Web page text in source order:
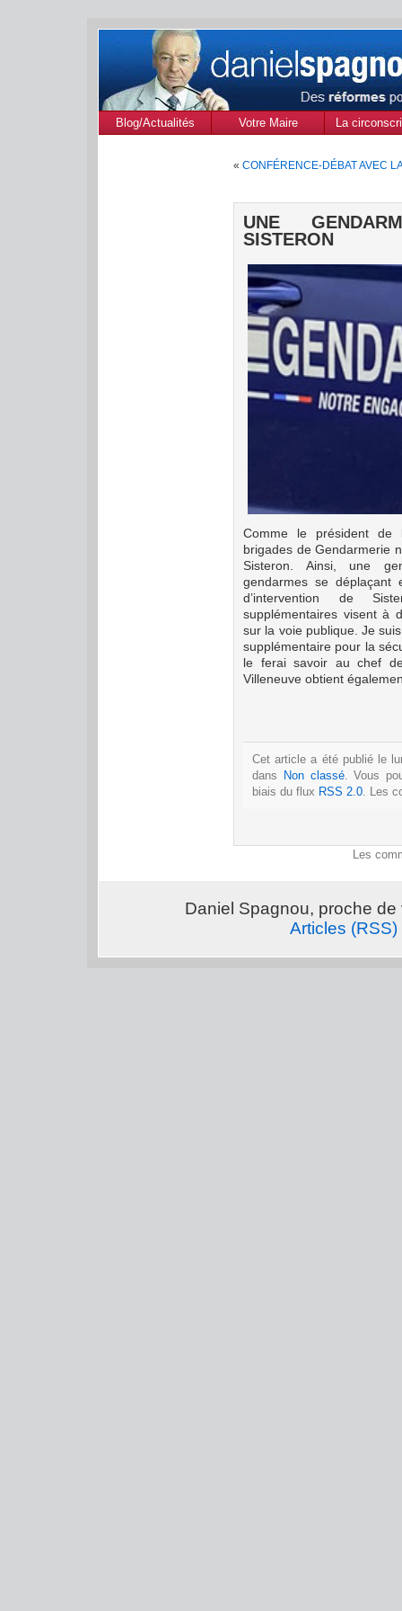
Blog/Actualités Votre Maire
La
« CONFÉRENCE-DÉBAT AVEC
UNE
SISTERON
Comme le président de
brigades de Gendarmerie
Sisteron. Ainsi, une
gendarmes se
d’intervention de
supplémentaires visent à
sur la voie publique. Je
supplémentaire pour la
le ferai savoir au chef
Villeneuve obtient
Cet article a été publié le
dans
Non classé. Vous
biais du flux RSS 2.0 . Les
Les
Daniel Spagnou, proche
Articles (RSS)